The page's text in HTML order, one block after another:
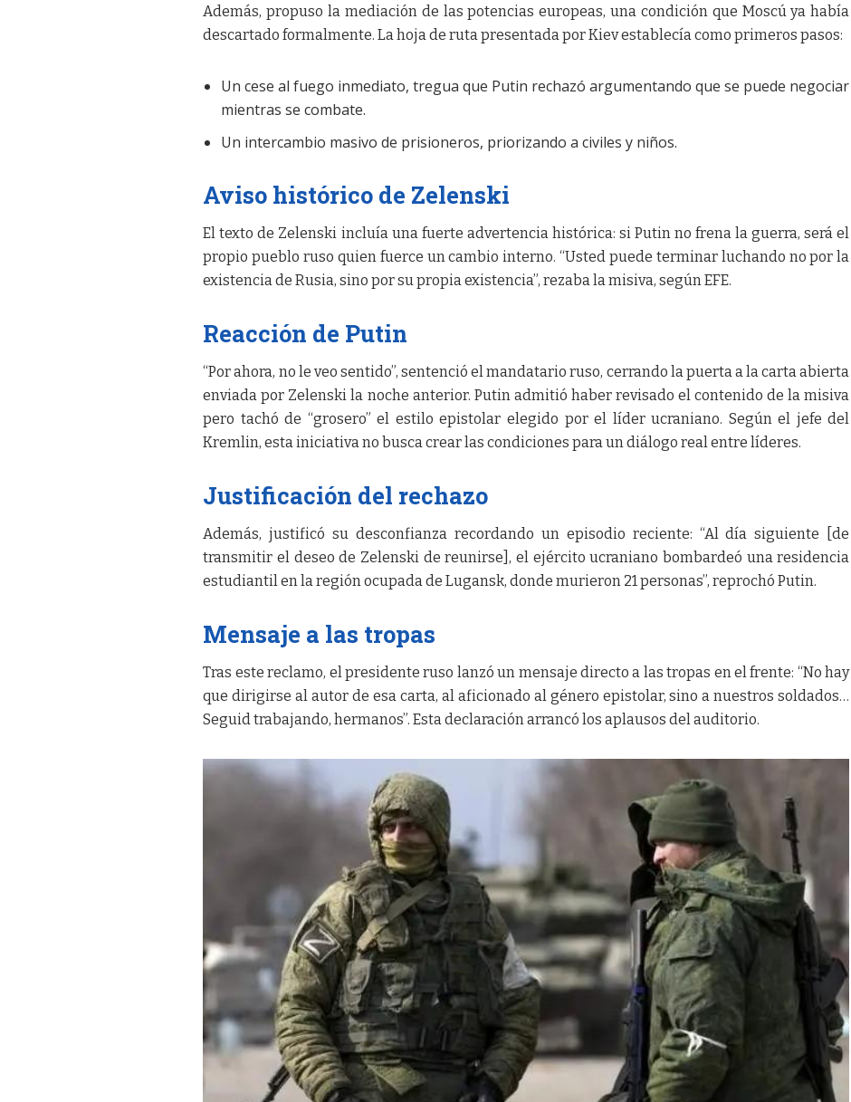
Además, propuso la mediación de las potencias europeas, una condición que Moscú ya había
descartado formalmente. La hoja de ruta presentada por Kiev establecía como primeros pasos:
Un cese al fuego inmediato, tregua que Putin rechazó argumentando que se puede negociar
mientras se combate.
Un intercambio masivo de prisioneros, priorizando a civiles y niños.
Aviso histórico de Zelenski
El texto de Zelenski incluía una fuerte advertencia histórica: si Putin no frena la guerra, será el
propio pueblo ruso quien fuerce un cambio interno. “Usted puede terminar luchando no por la
existencia de Rusia, sino por su propia existencia”, rezaba la misiva, según EFE.
Reacción de Putin
“Por ahora, no le veo sentido”, sentenció el mandatario ruso, cerrando la puerta a la carta abierta
enviada por Zelenski la noche anterior. Putin admitió haber revisado el contenido de la misiva
pero tachó de “grosero” el estilo epistolar elegido por el líder ucraniano. Según el jefe del
Kremlin, esta iniciativa no busca crear las condiciones para un diálogo real entre líderes.
Justificación del rechazo
Además, justificó su desconfianza recordando un episodio reciente: “Al día siguiente [de
transmitir el deseo de Zelenski de reunirse], el ejército ucraniano bombardeó una residencia
estudiantil en la región ocupada de Lugansk, donde murieron 21 personas”, reprochó Putin.
Mensaje a las tropas
Tras este reclamo, el presidente ruso lanzó un mensaje directo a las tropas en el frente: “No hay
que dirigirse al autor de esa carta, al aficionado al género epistolar, sino a nuestros soldados…
Seguid trabajando, hermanos”. Esta declaración arrancó los aplausos del auditorio.